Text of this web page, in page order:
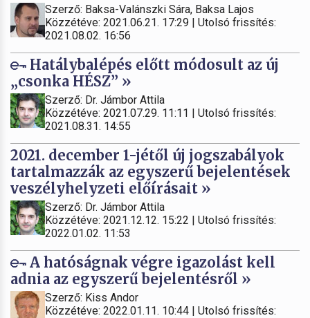
Szerző: Baksa-Valánszki Sára, Baksa Lajos
Közzétéve: 2021.06.21. 17:29 | Utolsó frissítés:
2021.08.02. 16:56
Hatálybalépés előtt módosult az új
„csonka HÉSZ” »
Szerző: Dr. Jámbor Attila
Közzétéve: 2021.07.29. 11:11 | Utolsó frissítés:
2021.08.31. 14:55
2021. december 1-jétől új jogszabályok
tartalmazzák az egyszerű bejelentések
veszélyhelyzeti előírásait »
Szerző: Dr. Jámbor Attila
Közzétéve: 2021.12.12. 15:22 | Utolsó frissítés:
2022.01.02. 11:53
A hatóságnak végre igazolást kell
adnia az egyszerű bejelentésről »
Szerző: Kiss Andor
Közzétéve: 2022.01.11. 10:44 | Utolsó frissítés: